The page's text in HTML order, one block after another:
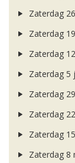
Zaterdag
Zaterdag
Zaterdag
Zaterdag 5
Zaterdag
Zaterdag
Zaterdag
Zaterdag 8